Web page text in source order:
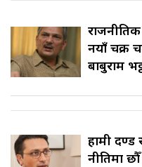
नयाँ चक्र
बाबुराम
हामी दण्ड
नीतिमा